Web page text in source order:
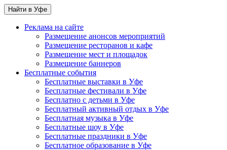
Найти в Уфе
Реклама на сайте
Размещение анонсов мероприятий
Размещение ресторанов и кафе
Размещение мест и площадок
Размещение баннеров
Бесплатные события
Бесплатные выставки в Уфе
Бесплатные фестивали в Уфе
Бесплатно с детьми в Уфе
Бесплатный активный отдых в Уфе
Бесплатная музыка в Уфе
Бесплатные шоу в Уфе
Бесплатные праздники в Уфе
Бесплатное образование в Уфе